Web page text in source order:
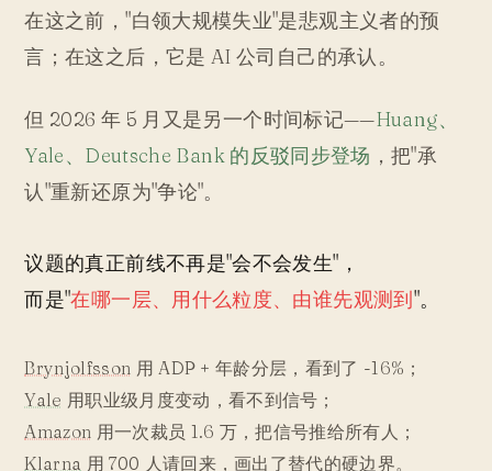
在这之前，"白领大规模失业"是悲观主义者的预
言；在这之后，它是 AI 公司自己的承认。
但 2026 年 5 月又是另一个时间标记——Huang、
Yale、Deutsche Bank 的反驳同步登场 ，把"承
认"重新还原为"争论"。
议题的真正前线不再是"会不会发生"，
而是"在哪一层、用什么粒度、由谁先观测到"。
Brynjolfsson 用 ADP + 年龄分层，看到了 -16%；
Yale 用职业级月度变动，看不到信号；
Amazon 用一次裁员 1.6 万，把信号推给所有人；
Klarna 用 700 人请回来，画出了替代的硬边界。